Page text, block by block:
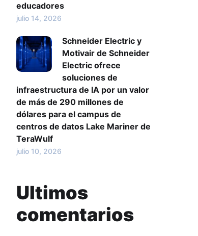
educadores
julio 14, 2026
Schneider Electric y
Motivair de Schneider
Electric ofrece
soluciones de
infraestructura de IA por un valor
de más de 290 millones de
dólares para el campus de
centros de datos Lake Mariner de
TeraWulf
julio 10, 2026
Ultimos
comentarios